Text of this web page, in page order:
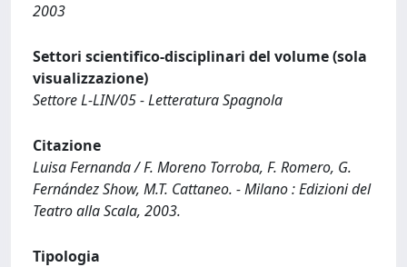
2003
Settori scientifico-disciplinari del volume (sola
visualizzazione)
Settore L-LIN/05 - Letteratura Spagnola
Citazione
Luisa Fernanda / F. Moreno Torroba, F. Romero, G.
Fernández Show, M.T. Cattaneo. - Milano : Edizioni del
Teatro alla Scala, 2003.
Tipologia